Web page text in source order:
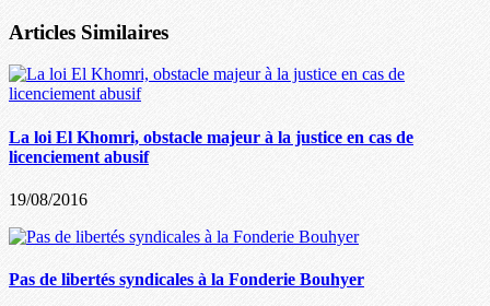
Articles Similaires
La loi El Khomri, obstacle majeur à la justice en cas de
licenciement abusif
19/08/2016
Pas de libertés syndicales à la Fonderie Bouhyer